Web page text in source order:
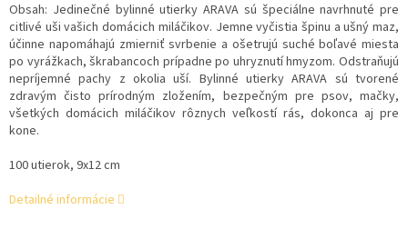
Obsah: Jedinečné bylinné utierky ARAVA sú špeciálne navrhnuté pre
citlivé uši vašich domácich miláčikov. Jemne vyčistia špinu a ušný maz,
účinne napomáhajú zmierniť svrbenie a ošetrujú suché boľavé miesta
po vyrážkach, škrabancoch prípadne po uhryznutí hmyzom. Odstraňujú
nepríjemné pachy z okolia uší. Bylinné utierky ARAVA sú tvorené
zdravým čisto prírodným zložením, bezpečným pre psov, mačky,
všetkých domácich miláčikov rôznych veľkostí rás, dokonca aj pre
kone.
100 utierok, 9x12 cm
Detailné informácie